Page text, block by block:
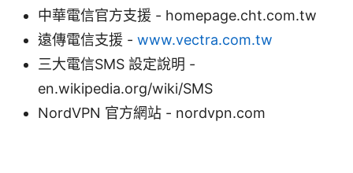
中華電信官方支援 - homepage.cht.com.tw
遠傳電信支援 - www.vectra.com.tw
三大電信SMS 設定說明 -
en.wikipedia.org/wiki/SMS
NordVPN 官方網站 - nordvpn.com